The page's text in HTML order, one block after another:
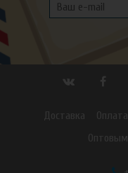
Доставка Оплата